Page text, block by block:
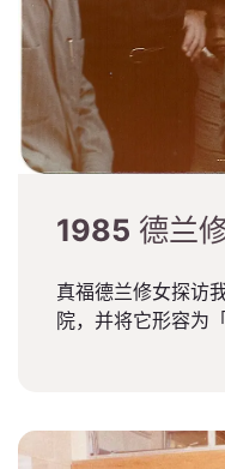
1985 德兰
真福德兰修女探访
院，并将它形容为